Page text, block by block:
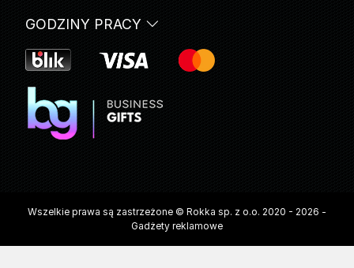
GODZINY PRACY
Wszelkie prawa są zastrzeżone © Rokka sp. z o.o. 2020 - 2026 -
Gadżety reklamowe